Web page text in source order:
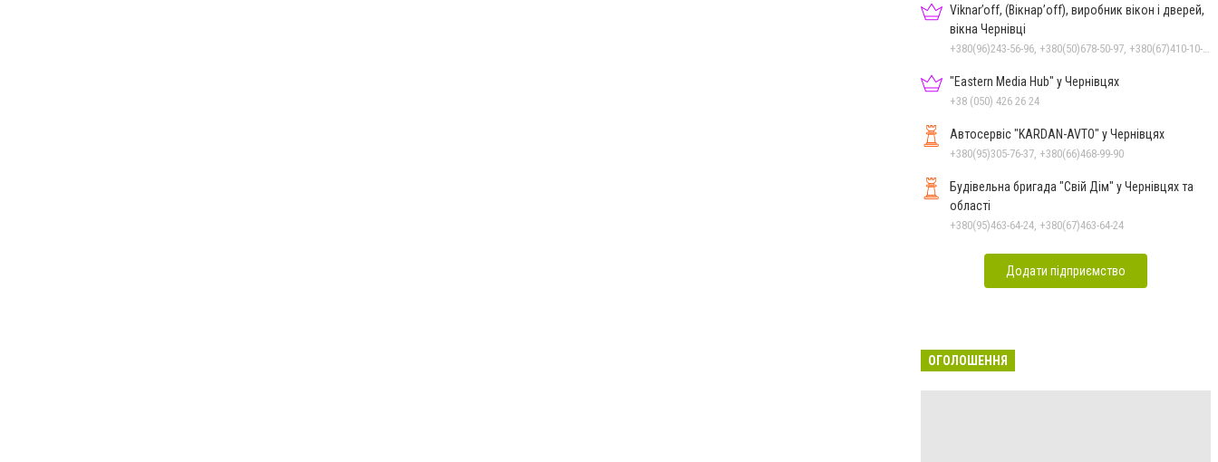
Viknar’off, (Вікнар’off), виробник вікон і дверей,
вікна Чернівці
"Eastern Media Hub" у Чернівцях
+38 (050) 426 26 24
Автосервіс "KARDAN-AVTO" у Чернівцях
+380(95)305-76-37, +380(66)468-99-90
Будівельна бригада "Свій Дім" у Чернівцях та
області
+380(95)463-64-24, +380(67)463-64-24
Додати підприємство
ОГОЛОШЕННЯ